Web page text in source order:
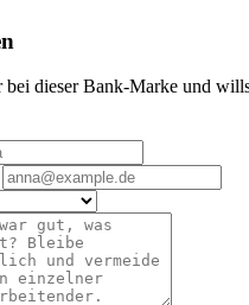
dieser Bank-Marke und